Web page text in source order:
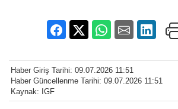
Haber Giriş Tarihi: 09.07.2026 11:51
Haber Güncellenme Tarihi: 09.07.2026 11:51
Kaynak: IGF